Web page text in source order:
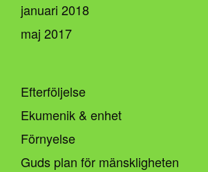
januari 2018
maj 2017
Efterföljelse
Ekumenik & enhet
Förnyelse
Guds plan för mänskligheten